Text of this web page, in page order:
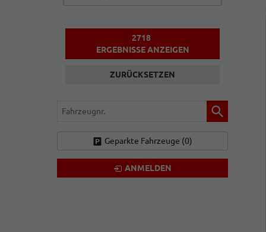
2718
ERGEBNISSE ANZEIGEN
ZURÜCKSETZEN
Fahrzeugnr.
Geparkte Fahrzeuge (0)
ANMELDEN